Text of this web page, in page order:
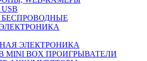
ЭЛЕКТРОНИКА
MINI BOX ПРОИГРЫВАТЕЛИ